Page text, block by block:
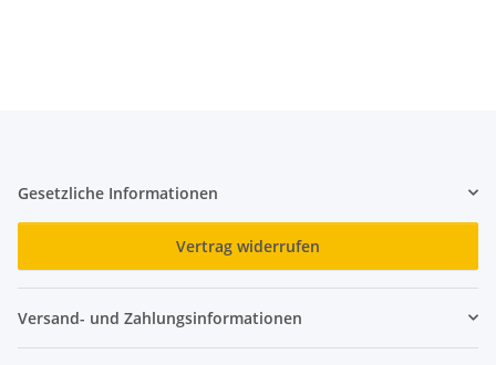
Gesetzliche Informationen
Vertrag widerrufen
Versand- und Zahlungsinformationen